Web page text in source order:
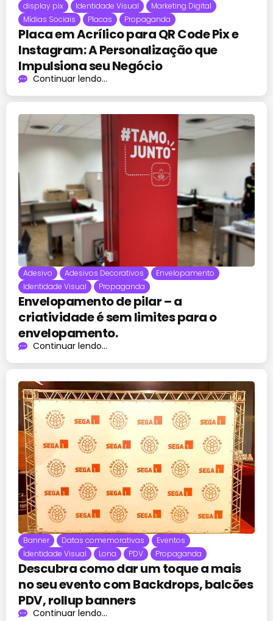
display pix Identidade Visual
Marketing Digital
Mídias Sociais
Placas Propaganda
Placa em Acrílico para QR Code Pix e
Instagram: A Personalização que
Impulsiona seu Negócio
Continuar lendo...
Adesivo Adesivos Decorativos
Envelopamento
Identidade Visual
Propaganda
Envelopamento de pilar – a
criatividade é sem limites para o
envelopamento.
Continuar lendo...
Banner Datas comemorativas
Eventos
Identidade Visual
Lona PDV Propaganda
Descubra como dar um toque a mais
no seu evento com Backdrops, balcões
PDV, rollup banners
Continuar lendo...